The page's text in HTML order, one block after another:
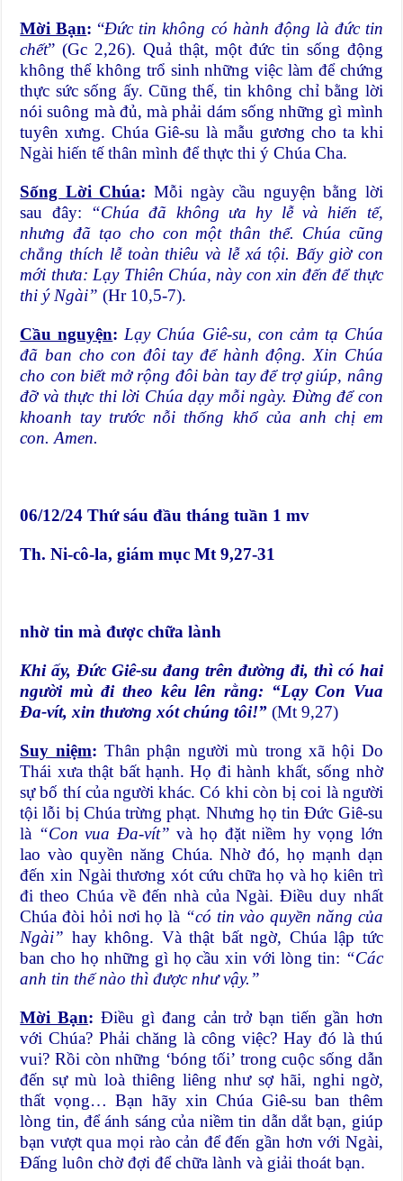
Mời Bạn: “Đức tin không có hành động là đức tin
chết” (Gc 2,26). Quả thật, một đức tin sống động
không thể không trổ sinh những việc làm để chứng
thực sức sống ấy. Cũng thế, tin không chỉ bằng lời
nói suông mà đủ, mà phải dám sống những gì mình
tuyên xưng. Chúa Giê-su là mẫu gương cho ta khi
Ngài hiến tế thân mình để thực thi ý Chúa Cha.
Sống Lời Chúa: Mỗi ngày cầu nguyện bằng lời
sau đây: “Chúa đã không ưa hy lễ và hiến tế,
nhưng đã tạo cho con một thân thể. Chúa cũng
chẳng thích lễ toàn thiêu và lễ xá tội. Bấy giờ con
mới thưa: Lạy Thiên Chúa, này con xin đến để thực
thi ý Ngài” (Hr 10,5-7).
Cầu nguyện: Lạy Chúa Giê-su, con cảm tạ Chúa
đã ban cho con đôi tay để hành động. Xin Chúa
cho con biết mở rộng đôi bàn tay để trợ giúp, nâng
đỡ và thực thi lời Chúa dạy mỗi ngày. Đừng để con
khoanh tay trước nỗi thống khổ của anh chị em
con. Amen.
06/12/24 Thứ sáu đầu tháng tuần 1 mv
Th. Ni-cô-la, giám mục Mt 9,27-31
nhờ tin mà được chữa lành
Khi ấy, Đức Giê-su đang trên đường đi, thì có hai
người mù đi theo kêu lên rằng: “Lạy Con Vua
Đa-vít, xin thương xót chúng tôi!”(Mt 9,27)
Suy niệm: Thân phận người mù trong xã hội Do
Thái xưa thật bất hạnh. Họ đi hành khất, sống nhờ
sự bố thí của người khác. Có khi còn bị coi là người
tội lỗi bị Chúa trừng phạt. Nhưng họ tin Đức Giê-su
là “Con vua Đa-vít” và họ đặt niềm hy vọng lớn
lao vào quyền năng Chúa. Nhờ đó, họ mạnh dạn
đến xin Ngài thương xót cứu chữa họ và họ kiên trì
đi theo Chúa về đến nhà của Ngài. Điều duy nhất
Chúa đòi hỏi nơi họ là “có tin vào quyền năng của
Ngài” hay không. Và thật bất ngờ, Chúa lập tức
ban cho họ những gì họ cầu xin với lòng tin: “Các
anh tin thế nào thì được như vậy.”
Mời Bạn: Điều gì đang cản trở bạn tiến gần hơn
với Chúa? Phải chăng là công việc? Hay đó là thú
vui? Rồi còn những ‘bóng tối’ trong cuộc sống dẫn
đến sự mù loà thiêng liêng như sợ hãi, nghi ngờ,
thất vọng… Bạn hãy xin Chúa Giê-su ban thêm
lòng tin, để ánh sáng của niềm tin dẫn dắt bạn, giúp
bạn vượt qua mọi rào cản để đến gần hơn với Ngài,
Đấng luôn chờ đợi để chữa lành và giải thoát bạn.